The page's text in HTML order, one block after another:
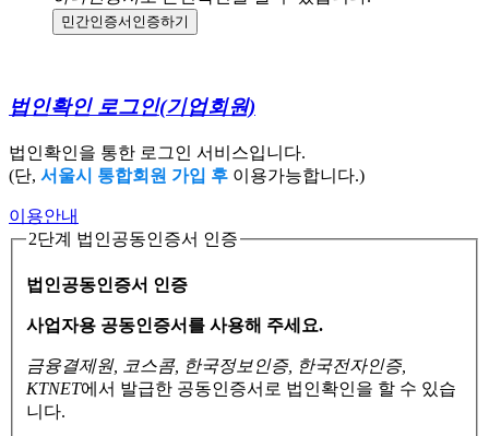
민간인증서 인증하기
법인확인 로그인(기업회원)
법인확인을 통한 로그인 서비스입니다.
(단, 서울시 통합회원 가입 후 이용가능합니다.)
이용안내
2단계 법인공동인증서 인증
법인공동인증서 인증
사업자용 공동인증서를 사용해 주세요.
금융결제원, 코스콤, 한국정보인증, 한국전자인증,
KTNET에서 발급한 공동인증서로 법인확인을 할 수 있습
니다.